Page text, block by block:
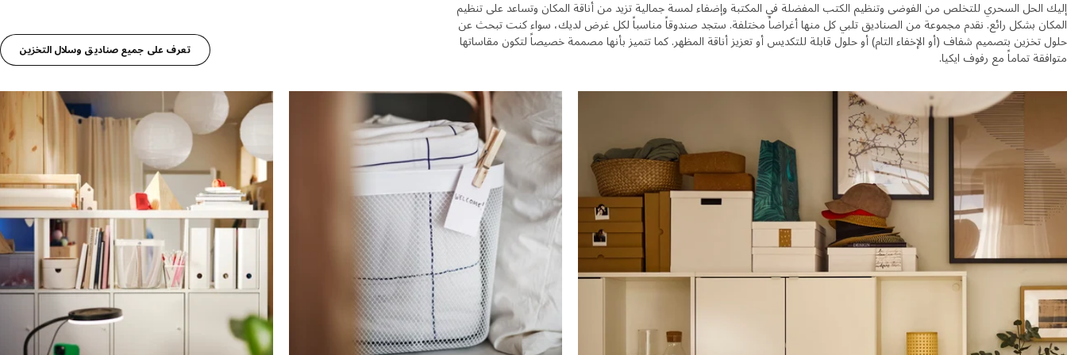
إليك الحل السحري للتخلص من الفوضى وتنظيم الكتب المفضلة في المكتبة وإضفاء لمسة جمالية تزيد من أناقة المكان وتساعد على تنظيم
المكان بشكل رائع. نقدم مجموعة من الصناديق تلبي كل منها أغراضاً مختلفة. ستجد صندوقاً مناسباً لكل غرض لديك، سواء كنت تبحث عن
حلول تخزين بتصميم شفاف (أو الإخفاء التام) أو حلول قابلة للتكديس أو تعزيز أناقة المظهر. كما تتميز بأنها مصممة خصيصاً لتكون مقاساتها
متوافقة تماماً مع رفوف ايكيا.
تعرف على جميع صناديق وسلال التخزين